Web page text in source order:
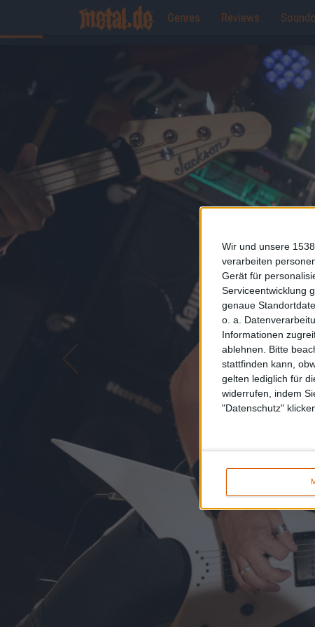
Wir und unsere
verarbeiten
Gerät für
Serviceentwicklung
genaue
o. a.
Informationen
ablehnen. Bitte
stattfinden kann,
gelten lediglich für
widerrufen, indem
"Datenschutz"
Genres Reviews